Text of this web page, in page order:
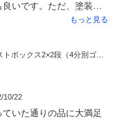
いです。ただ、塗装に
のが残念でした。もっと見る
DOTTUS/ドッタス ダストボックス2×2段（4分別ゴミ箱）幅60cm奥行25cm高さ92cm（ホワイト・グレー）
10/22
いた通りの品に大満足